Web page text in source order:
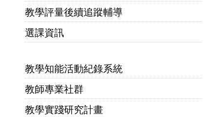
教學評量後續追蹤輔導
選課資訊
教學知能活動紀錄系統
教師專業社群
教學實踐研究計畫